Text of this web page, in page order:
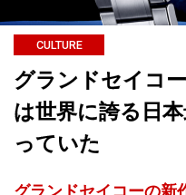
CULTURE
グランドセイコ
は世界に誇る日
っていた